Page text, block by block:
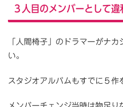
３人目のメンバーとして
「人間椅子」のドラマーがナ
い。
スタジオアルバムもすでに５作